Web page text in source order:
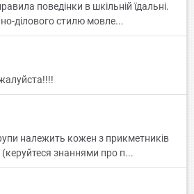
поведінки в шкільній їдальні.
ділового стилю мовле...
належить кожен з прикметників
знаннями про п...